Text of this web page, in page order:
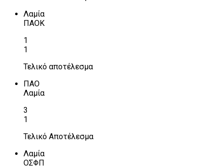
Λαμία
ΠΑΟΚ
1
1
Τελικό αποτέλεσμα
ΠΑΟ
Λαμία
3
1
Τελικό Αποτέλεσμα
Λαμία
ΟΣΦΠ